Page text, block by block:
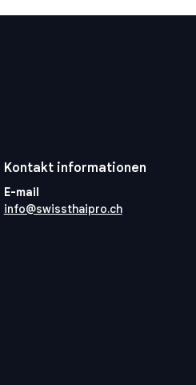
Kontakt informationen
E-mail
info@swissthaipro.ch